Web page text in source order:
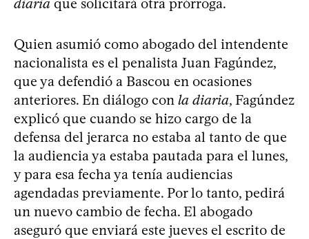
Quien asumió como abogado del intendente
nacionalista es el penalista Juan Fagúndez,
que ya defendió a Bascou en ocasiones
anteriores. En diálogo con la diaria, Fagúndez
explicó que cuando se hizo cargo de la
defensa del jerarca no estaba al tanto de que
la audiencia ya estaba pautada para el lunes,
y para esa fecha ya tenía audiencias
agendadas previamente. Por lo tanto, pedirá
un nuevo cambio de fecha. El abogado
aseguró que enviará este jueves el escrito de